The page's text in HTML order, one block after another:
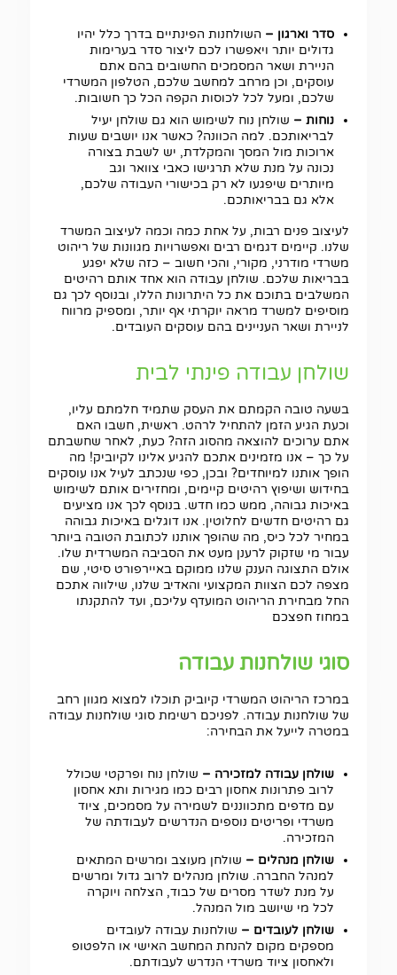
סדר וארגון – השולחנות הפינתיים בדרך כלל יהיו
גדולים יותר ויאפשרו לכם ליצור סדר בערימות
הניירת ושאר המסמכים החשובים בהם אתם
עוסקים, וכן מרחב למחשב שלכם, הטלפון המשרדי
שלכם, ומעל לכל לכוסות הקפה הכל כך חשובות.
נוחות – שולחן נוח לשימוש הוא גם שולחן יעיל
לבריאותכם. למה הכוונה? כאשר אנו יושבים שעות
ארוכות מול המסך והמקלדת, יש לשבת בצורה
נכונה על מנת שלא תרגישו כאבי צוואר וגב
מיותרים שיפגעו לא רק בכישורי העבודה שלכם,
אלא גם בבריאותכם.
לעיצוב פנים רבות, על אחת כמה וכמה לעיצוב המשרד
שלנו. קיימים דגמים רבים ואפשרויות מגוונות של ריהוט
משרדי מודרני, מקורי, והכי חשוב – כזה שלא יפגע
בבריאות שלכם. שולחן עבודה הוא אחד אותם רהיטים
המשלבים בתוכם את כל היתרונות הללו, ובנוסף לכך גם
מוסיפים למשרד מראה יוקרתי אף יותר, ומספיק מרווח
לניירת ושאר העניינים בהם עוסקים העובדים.
שולחן עבודה פינתי לבית
בשעה טובה הקמתם את העסק שתמיד חלמתם עליו,
וכעת הגיע הזמן להתחיל לרהט. ראשית, חשבו האם
אתם ערוכים להוצאה מהסוג הזה? כעת, לאחר שחשבתם
על כך – אנו מזמינים אתכם להגיע אלינו לקיוביק! מה
הופך אותנו למיוחדים? ובכן, כפי שנכתב לעיל אנו עוסקים
בחידוש ושיפוץ רהיטים קיימים, ומחזירים אותם לשימוש
באיכות גבוהה, ממש כמו חדש. בנוסף לכך אנו מציעים
גם רהיטים חדשים לחלוטין. אנו דוגלים באיכות גבוהה
במחיר לכל כיס, מה שהופך אותנו לכתובת הטובה ביותר
עבור מי שזקוק לרענן מעט את הסביבה המשרדית שלו.
אולם התצוגה הענק שלנו ממוקם באיירפורט סיטי, שם
מצפה לכם הצוות המקצועי והאדיב שלנו, שילווה אתכם
החל מבחירת הריהוט המועדף עליכם, ועד להתקנתו
במחוז חפצכם
סוגי שולחנות עבודה
במרכז הריהוט המשרדי קיוביק תוכלו למצוא מגוון רחב
של שולחנות עבודה. לפניכם רשימת סוגי שולחנות עבודה
במטרה לייעל את הבחירה:
שולחן עבודה למזכירה – שולחן נוח ופרקטי שכולל
לרוב פתרונות אחסון רבים כמו מגירות ותא אחסון
עם מדפים מתכווננים לשמירה על מסמכים, ציוד
משרדי ופריטים נוספים הנדרשים לעבודתה של
המזכירה.
שולחן מנהלים – שולחן מעוצב ומרשים המתאים
למנהל החברה. שולחן מנהלים לרוב גדול ומרשים
על מנת לשדר מסרים של כבוד, הצלחה ויוקרה
לכל מי שיושב מול המנהל.
שולחן לעובדים – שולחנות עבודה לעובדים
מספקים מקום להנחת המחשב האישי או הלפטופ
ולאחסון ציוד משרדי הנדרש לעבודתם.